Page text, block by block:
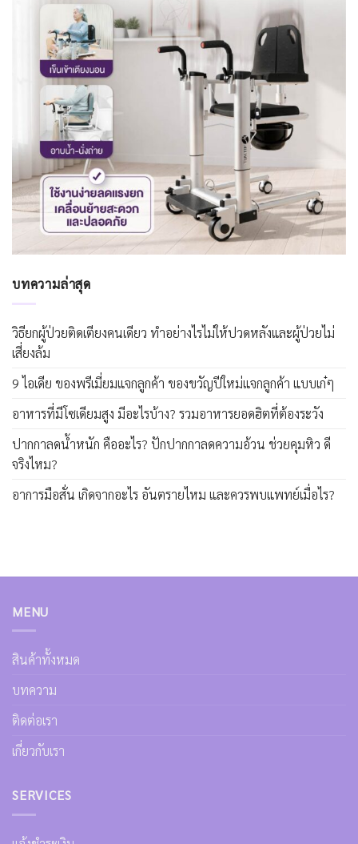
บทความล่าสุด
วิธียกผู้ป่วยติดเตียงคนเดียว ทำอย่างไรไม่ให้ปวดหลังและผู้ป่วยไม่
เสี่ยงล้ม
9 ไอเดีย ของพรีเมี่ยมแจกลูกค้า ของขวัญปีใหม่แจกลูกค้า แบบเก๋ๆ
อาหารที่มีโซเดียมสูง มีอะไรบ้าง? รวมอาหารยอดฮิตที่ต้องระวัง
ปากกาลดน้ำหนัก คืออะไร? ปักปากกาลดความอ้วน ช่วยคุมหิว ดี
จริงไหม?
อาการมือสั่น เกิดจากอะไร อันตรายไหม และควรพบแพทย์เมื่อไร?
MENU
สินค้าทั้งหมด
บทความ
ติดต่อเรา
เกี่ยวกับเรา
SERVICES